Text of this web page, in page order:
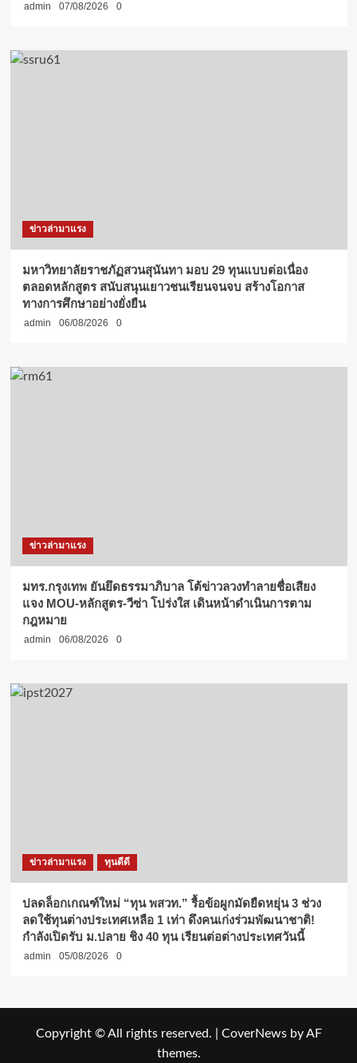
admin 07/08/2026 0
ข่าวล่ามาแรง
มหาวิทยาลัยราชภัฏสวนสุนันทา มอบ 29 ทุนแบบต่อเนื่อง
ตลอดหลักสูตร สนับสนุนเยาวชนเรียนจนจบ สร้างโอกาส
ทางการศึกษาอย่างยั่งยืน
admin 06/08/2026 0
ข่าวล่ามาแรง
มทร.กรุงเทพ ยันยึดธรรมาภิบาล โต้ข่าวลวงทำลายชื่อเสียง
แจง MOU-หลักสูตร-วีซ่า โปร่งใส เดินหน้าดำเนินการตาม
กฎหมาย
admin 06/08/2026 0
ข่าวล่ามาแรง ทุนดีดี
ปลดล็อกเกณฑ์ใหม่ “ทุน พสวท.” รื้อข้อผูกมัดยืดหยุ่น 3 ช่วง
ลดใช้ทุนต่างประเทศเหลือ 1 เท่า ดึงคนเก่งร่วมพัฒนาชาติ!
กำลังเปิดรับ ม.ปลาย ชิง 40 ทุน เรียนต่อต่างประเทศวันนี้
admin 05/08/2026 0
Copyright © All rights reserved. CoverNewsby AF
themes.